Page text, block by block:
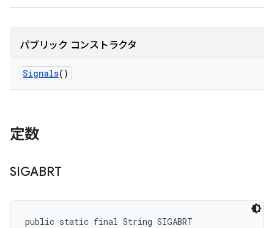
パブリック コンストラクタ
Signals()
定数
SIGABRT
public static final String SIGABRT